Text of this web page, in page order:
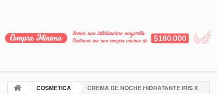
COSMETICA
CREMA DE NOCHE HIDRATANTE IRIS X